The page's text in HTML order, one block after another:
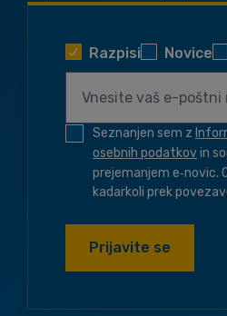
Razpisi Novice
Seznanjen sem z
osebnih podatkovin
prejemanjem e‑novic.
kadarkoli prek
Prijavite se